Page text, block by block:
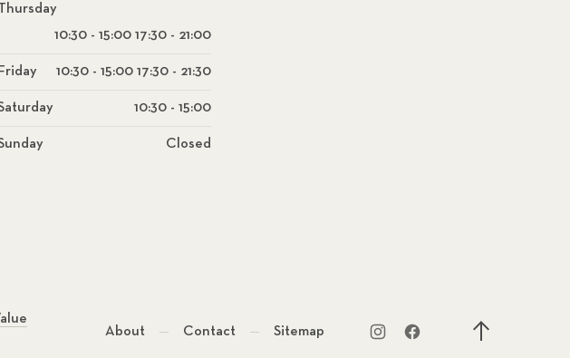
10:30 - 15:00 17:30 - 21:00
Friday 10:30 - 15:00 17:30 - 21:30
10:30 - 15:00
Closed
About Contact Sitemap
New Window
New Window